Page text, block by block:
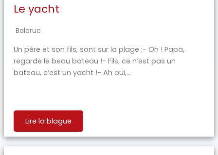
Le yacht
Balaruc
Un père et son fils, sont sur la plage :- Oh ! Papa,
regarde le beau bateau !- Fils, ce n’est pas un
bateau, c’est un yacht !- Ah oui,...
Lire la blague